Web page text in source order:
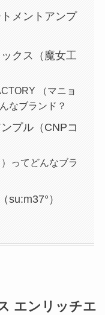
メントアンプ
クス（魔女工
（マニョ
なブランド？
プル（CNPコ
ってどんなブラ
su:m37°）
エンリッチエ